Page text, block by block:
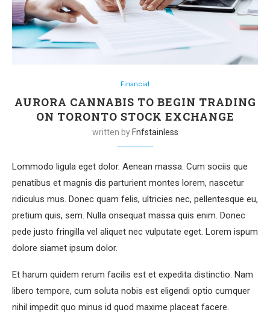
Financial
AURORA CANNABIS TO BEGIN TRADING
ON TORONTO STOCK EXCHANGE
written by Fnfstainless
Lommodo ligula eget dolor. Aenean massa. Cum sociis que
penatibus et magnis dis parturient montes lorem, nascetur
ridiculus mus. Donec quam felis, ultricies nec, pellentesque eu,
pretium quis, sem. Nulla onsequat massa quis enim. Donec
pede justo fringilla vel aliquet nec vulputate eget. Lorem ispum
dolore siamet ipsum dolor.
Et harum quidem rerum facilis est et expedita distinctio. Nam
libero tempore, cum soluta nobis est eligendi optio cumquer
nihil impedit quo minus id quod maxime placeat facere.